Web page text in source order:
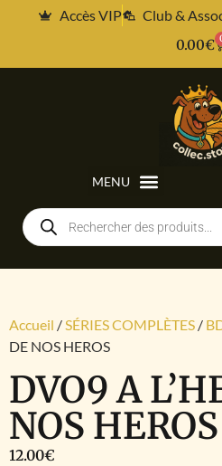
Accès VIP Club &
0.00€
Accueil /SÉRIES COMPLÈTES /
DE NOS HEROS
DVO9 A
NOS HEROS
12.00€